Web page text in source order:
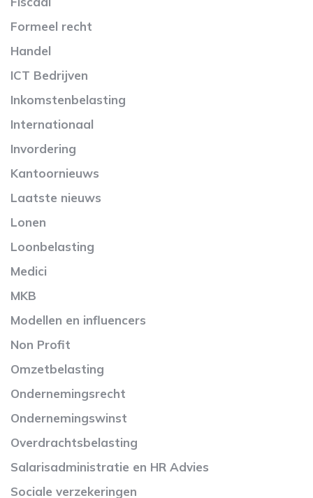
Formeel recht
Handel
ICT Bedrijven
Inkomstenbelasting
Internationaal
Invordering
Kantoornieuws
Laatste nieuws
Lonen
Loonbelasting
Medici
MKB
Modellen en influencers
Non Profit
Omzetbelasting
Ondernemingsrecht
Ondernemingswinst
Overdrachtsbelasting
Salarisadministratie en HR Advies
Sociale verzekeringen